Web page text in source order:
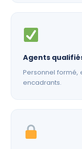
Agents
Personnel formé,
encadrants.